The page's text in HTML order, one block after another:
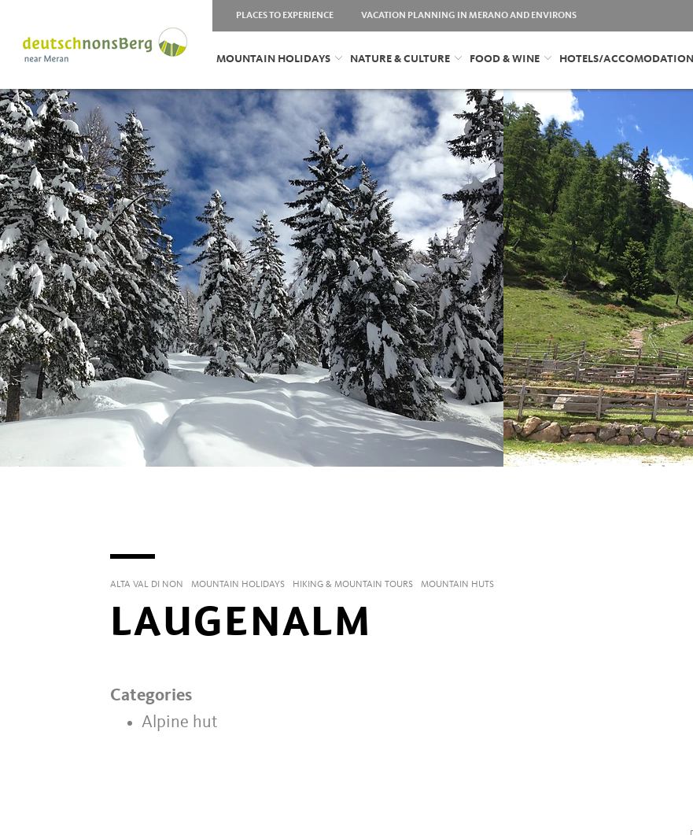
PLACES TO EXPERIENCE VACATION PLANNING IN MERANO AND ENVIRONS
MOUNTAIN HOLIDAYS NATURE & CULTURE FOOD & WINE HOTELS/ACCOMODATION
ALTA VAL DI NON MOUNTAIN HOLIDAYS HIKING & MOUNTAIN TOURS MOUNTAIN HUTS
LAUGENALM
Categories
Alpine hut